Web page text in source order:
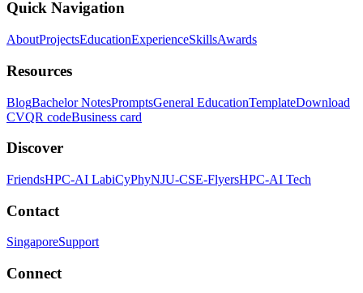
Quick Navigation
AboutProjectsEducationExperienceSkillsAwards
Resources
BlogBachelor NotesPromptsGeneral EducationTemplateDownload
CVQR codeBusiness card
Discover
FriendsHPC-AI LabiCyPhyNJU-CSE-FlyersHPC-AI Tech
Contact
SingaporeSupport
Connect